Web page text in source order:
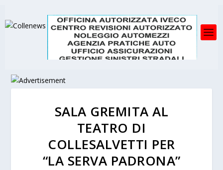
SALA GREMITA AL
TEATRO DI
COLLESALVETTI PER
“LA SERVA PADRONA”